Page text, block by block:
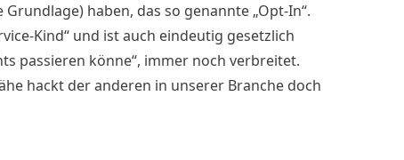
haben, das so genannte „Opt-In“.
Kind“ und ist auch eindeutig gesetzlich
passieren könne“, immer noch verbreitet.
hackt der anderen in unserer Branche doch